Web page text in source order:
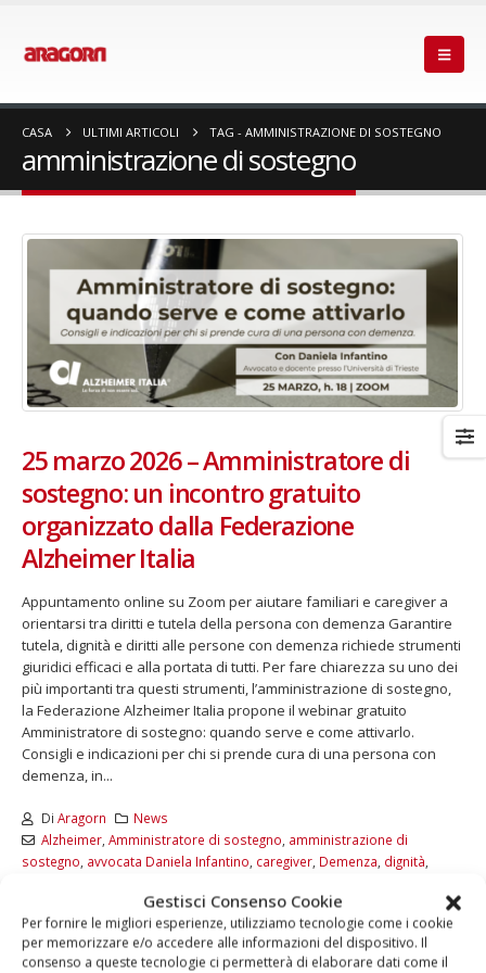
Gestisci Consenso Cookie
Per fornire le migliori esperienze, utilizziamo tecnologie come i cookie
per memorizzare e/o accedere alle informazioni del dispositivo. Il
consenso a queste tecnologie ci permetterà di elaborare dati come il
CASA ULTIMI ARTICOLI TAG - AMMINISTRAZIONE DI SOSTEGNO
amministrazione di sostegno
25 marzo 2026 – Amministratore di
sostegno: un incontro gratuito
organizzato dalla Federazione
Alzheimer Italia
Appuntamento online su Zoom per aiutare familiari e caregiver a
orientarsi tra diritti e tutela della persona con demenza Garantire
tutela, dignità e diritti alle persone con demenza richiede strumenti
giuridici efficaci e alla portata di tutti. Per fare chiarezza su uno dei
più importanti tra questi strumenti, l’amministrazione di sostegno,
la Federazione Alzheimer Italia propone il webinar gratuito
Amministratore di sostegno: quando serve e come attivarlo.
Consigli e indicazioni per chi si prende cura di una persona con
demenza, in...
Di Aragorn
News
Alzheimer, Amministratore di sostegno amministrazione di
sostegno avvocata Daniela Infantino caregiver Demenza dignità
webinar gratuito
LEGGI DI PIÙ...